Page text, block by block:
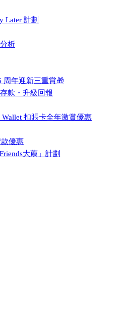
Later 計劃
析
周年迎新三重賞🎁
款・升級回報
Wallet 扣賬卡全年激賞優惠
款優惠
大薦」計劃